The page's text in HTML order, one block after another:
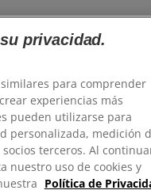
privacidad.
para comprender
experiencias más
pueden utilizarse para
personalizada, medición
terceros. Al
nuestro uso de cookies y
Política de